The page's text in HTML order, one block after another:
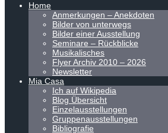
Home
Anmerkungen – Anekdoten
Bilder von unterwegs
Bilder einer Ausstellung
Seminare – Rückblicke
Musikalisches
Flyer Archiv 2010 – 2026
Newsletter
Mia Casa
Ich auf Wikipedia
Blog Übersicht
Einzelausstellungen
Gruppenausstellungen
Bibliografie